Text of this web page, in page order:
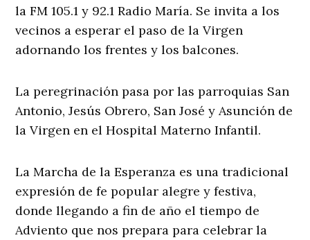
la FM 105.1 y 92.1 Radio María. Se invita a los
vecinos a esperar el paso de la Virgen
adornando los frentes y los balcones.
La peregrinación pasa por las parroquias San
Antonio, Jesús Obrero, San José y Asunción de
la Virgen en el Hospital Materno Infantil.
La Marcha de la Esperanza es una tradicional
expresión de fe popular alegre y festiva,
donde llegando a fin de año el tiempo de
Adviento que nos prepara para celebrar la